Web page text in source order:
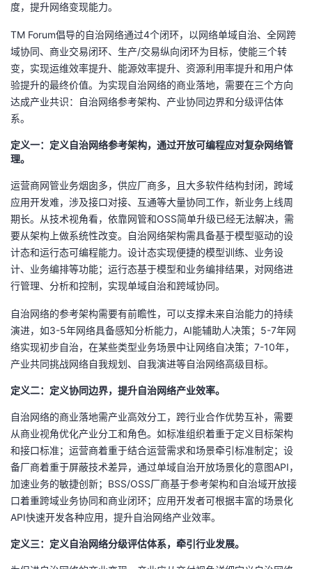
度，提升网络变现能力。
TM Forum倡导的自治网络通过4个闭环，以网络单域自治、全网跨
域协同、商业交易闭环、生产/交易纵向闭环为目标，使能三个转
变，实现运维效率提升、能源效率提升、资源利用率提升和用户体
验提升的最终价值。为实现自治网络的商业落地，需要在三个方向
达成产业共识：自治网络参考架构、产业协同边界和分级评估体
系。
定义一：定义自治网络参考架构，通过开放可编程应对复杂网络管
理。
运营商网管业务烟囱多，供应厂商多，且大多软件结构封闭，跨域
应用开发难，涉及接口对接、互通等大量协同工作，新业务上线周
期长。从技术视角看，依靠网管和OSS简单升级已经无法解决，需
要从架构上做系统性改变。自治网络架构需具备基于模型驱动的设
计态和运行态可编程能力。设计态实现便捷的模型训练、业务设
计、业务编排等功能；运行态基于模型和业务编排结果，对网络进
行管理、分析和控制，实现单域自治和跨域协同。
自治网络的参考架构需要有前瞻性，可以支撑未来自治能力的持续
演进，如3-5年网络具备感知分析能力，AI能辅助人决策；5-7年网
络实现初步自治，在某些类型业务场景中让网络自决策；7-10年，
产业共同挑战网络自我规划、自我演进等自治网络高级目标。
定义二：定义协同边界，提升自治网络产业效率。
自治网络的商业落地需产业高效分工，跨行业合作优势互补，需要
从商业视角优化产业分工和角色。如标准组织着重于定义目标架构
和接口标准；运营商着重于结合运营需求和场景牵引标准制定；设
备厂商着重于屏蔽技术差异，通过单域自治开放场景化的意图API，
加速业务的敏捷创新；BSS/OSS厂商基于参考架构和自治域开放接
口着重跨域业务协同和商业闭环；应用开发者可根据丰富的场景化
API快速开发各种应用，提升自治网络产业效率。
定义三：定义自治网络分级评估体系，牵引行业发展。